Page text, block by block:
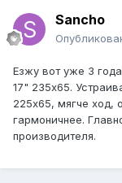
Sancho
Езжу вот уже 3
17" 235х65.
225х65, мягче ход,
гармоничнее.
производителя.